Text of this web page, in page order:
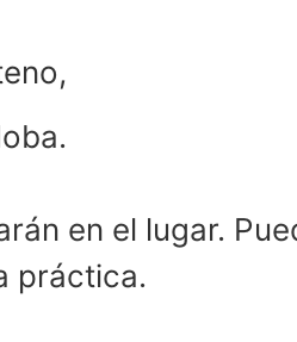
en el lugar.
práctica.